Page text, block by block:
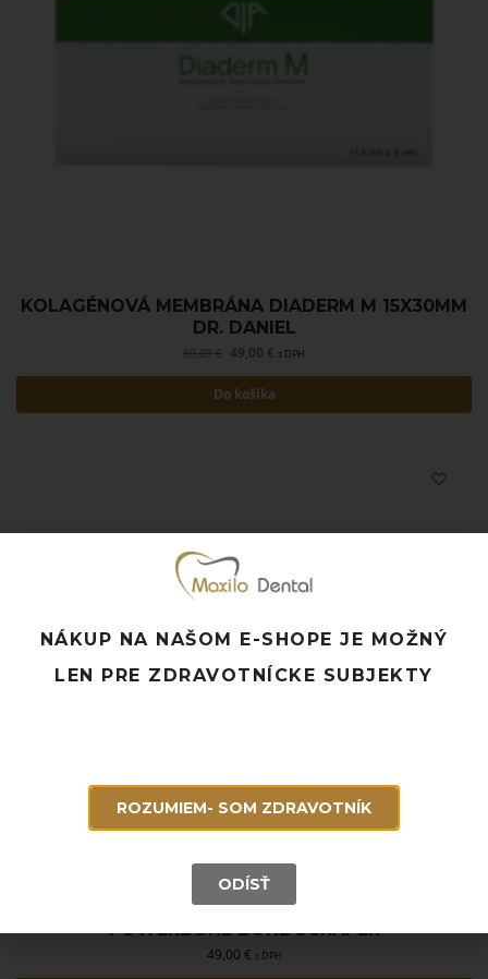
KOLAGÉNOVÁ MEMBRÁNA DIADERM M 15X30MM
DR. DANIEL
69,00€ 49,00 € s DPH
Do košíka
POWERBONE BONE SCRAPER
49,00 € s DPH
NÁKUP NA NAŠOM E-SHOPE JE MOŽNÝ
LEN PRE ZDRAVOTNÍCKE SUBJEKTY
ROZUMIEM- SOM ZDRAVOTNÍK
ODÍSŤ